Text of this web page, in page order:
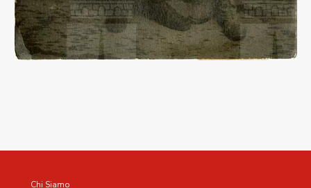
Chi Siamo